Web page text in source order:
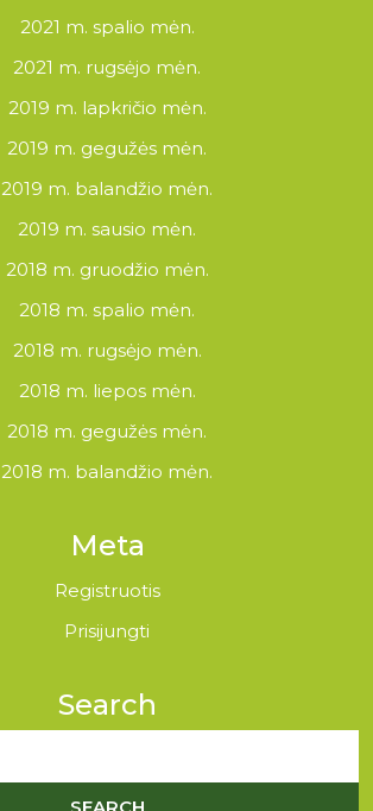
2021 m. spalio mėn.
2021 m. rugsėjo mėn.
2019 m. lapkričio mėn.
2019 m. gegužės mėn.
2019 m. balandžio mėn.
2019 m. sausio mėn.
2018 m. gruodžio mėn.
2018 m. spalio mėn.
2018 m. rugsėjo mėn.
2018 m. liepos mėn.
2018 m. gegužės mėn.
2018 m. balandžio mėn.
Meta
Registruotis
Prisijungti
Search